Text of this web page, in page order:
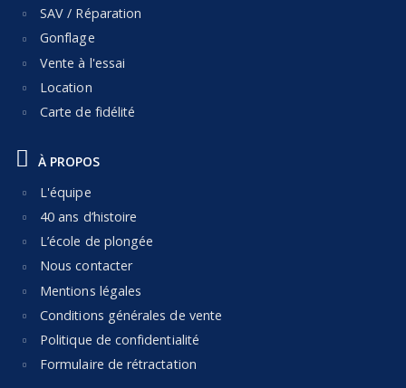
SAV / Réparation
Gonflage
Vente à l'essai
Location
Carte de fidélité
À PROPOS
L'équipe
40 ans d’histoire
L’école de plongée
Nous contacter
Mentions légales
Conditions générales de vente
Politique de confidentialité
Formulaire de rétractation